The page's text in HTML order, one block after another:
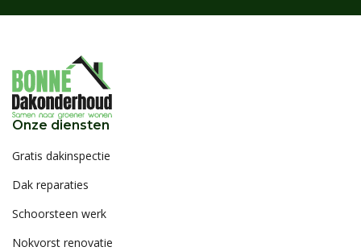
Onze diensten
Gratis dakinspectie
Dak reparaties
Schoorsteen werk
Nokvorst renovatie